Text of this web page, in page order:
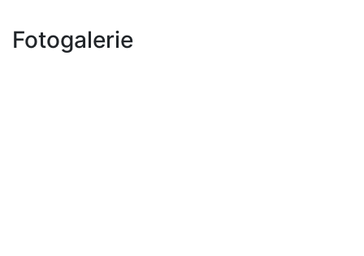
Fotogalerie